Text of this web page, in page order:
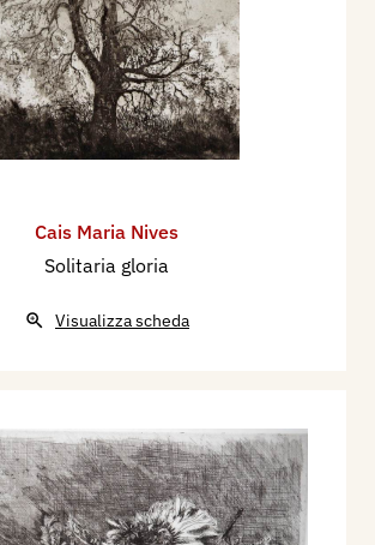
Cais Maria Nives
Solitaria gloria
Visualizza scheda